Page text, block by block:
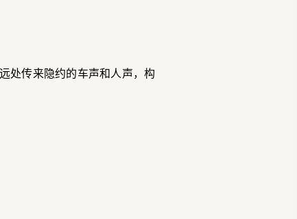
处传来隐约的车声和人声，构